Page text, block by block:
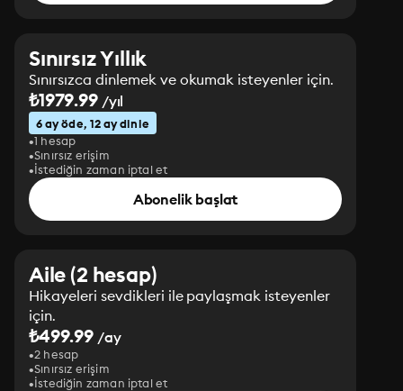
Sınırsız Yıllık
Sınırsızca dinlemek ve okumak isteyenler için.
₺1979.99/yıl
6 ay öde, 12 ay dinle
1 hesap
Sınırsız erişim
İstediğin zaman iptal et
Abonelik başlat
Aile (2 hesap)
Hikayeleri sevdikleri ile paylaşmak isteyenler
için.
₺499.99 /ay
2 hesap
Sınırsız erişim
İstediğin zaman iptal et